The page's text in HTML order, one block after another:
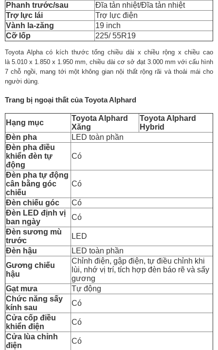
Phanh trước/sau
Đĩa tản nhiệt/Đĩa tản nhiệt
Trợ lực lái
Trợ lực điện
Vành la-zăng
19 inch
Cỡ lốp
225/ 55R19
Toyota Alpha có kích thước tổng chiều dài x chiều rộng x chiều cao
là 5.010 x 1.850 x 1.950 mm, chiều dài cơ sở đạt 3.000 mm với cấu hình
7 chỗ ngồi, mang tới một không gian nội thất rộng rãi và thoải mái cho
người dùng.
Trang bị ngoại thất của Toyota Alphard
Hạng mục
Toyota Alphard
Xăng
Toyota Alphard
Hybrid
Đèn pha
LED toàn phần
Đèn pha điều
khiển đèn tự
động
Có
Đèn pha tự động
cân bằng góc
chiếu
Có
Đèn chiếu góc
Có
Đèn LED định vị
ban ngày
Có
Đèn sương mù
trước
LED
Đèn hậu
LED toàn phần
Gương chiếu
hậu
Chỉnh điện, gập điện, tự điều chỉnh khi
lùi, nhớ vị trí, tích hợp đèn báo rẽ và sấy
gương
Gạt mưa
Tự động
Chức năng sấy
kính sau
Có
Cửa cốp điều
khiển điện
Có
Cửa lùa chỉnh
điện
Có